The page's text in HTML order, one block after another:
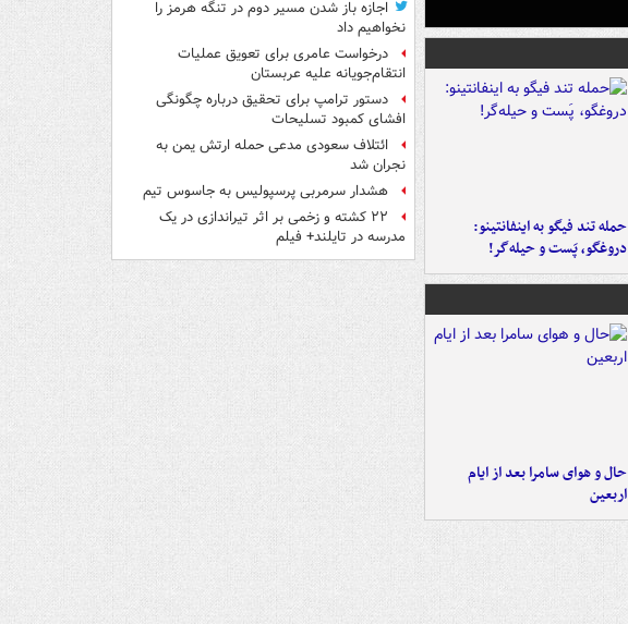
حمله تند فیگو به اینفانتینو:
دروغگو، پَست‌ و حیله‌گر!
حال و هوای سامرا بعد از ایام
اربعین
اجازه باز شدن مسیر دوم در تنگه هرمز را
نخواهیم داد
درخواست عامری برای تعویق عملیات
انتقام‌جویانه علیه عربستان
دستور ترامپ برای تحقیق درباره چگونگی
افشای کمبود تسلیحات
ائتلاف سعودی مدعی حمله ارتش یمن به
نجران شد
هشدار سرمربی پرسپولیس به جاسوس تیم
۲۲ کشته و زخمی بر اثر تیراندازی در یک
مدرسه در تایلند+ فیلم